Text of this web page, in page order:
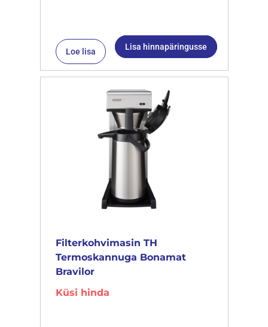
Loe lisa Lisa hinnapäringusse
Filterkohvimasin TH
Termoskannuga Bonamat
Bravilor
Küsi hinda